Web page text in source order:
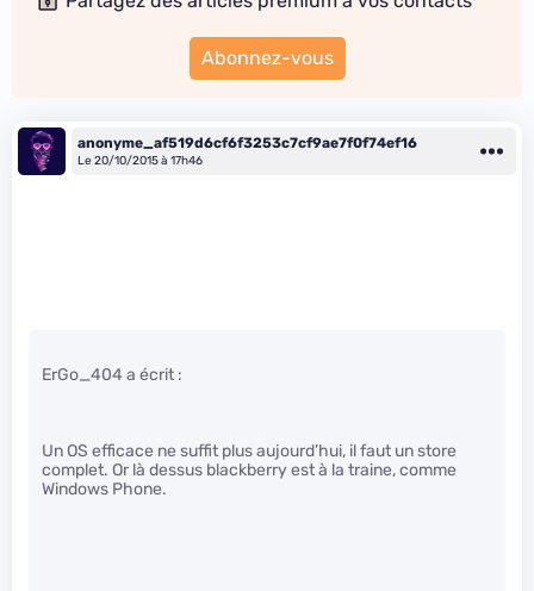
Abonnez-vous
anonyme_af519d6cf6f3253c7cf9ae7f0f74ef16
Le 20/10/2015 à 17h46
ErGo_404 a écrit :
Un OS efficace ne suffit plus aujourd’hui, il faut un store
complet. Or là dessus blackberry est à la traine, comme
Windows Phone.